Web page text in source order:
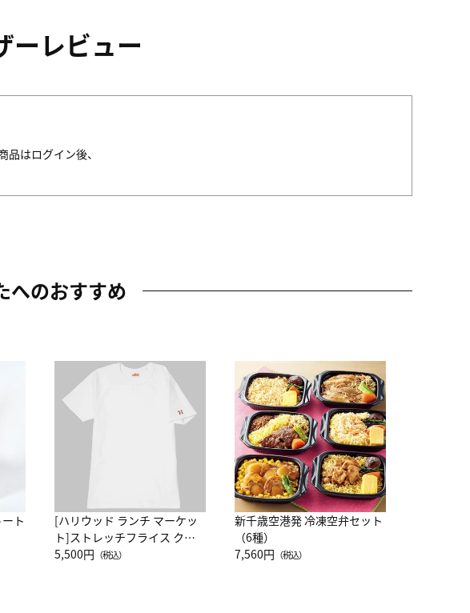
ーレビュー
はログイン後、
へのおすすめ
ト
[ハリウッド ランチ マーケッ
ト]ストレッチフライス クル
ーネック別注半袖Ｔシャツ
5,500円 （税込）
新千歳空港発 冷凍空弁セット
（6種）
7,560円 （税込）